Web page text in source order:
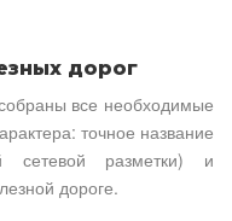
дорог
все необходимые
точное название
разметки) и
дороге.